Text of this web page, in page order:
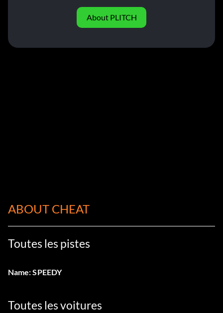
About PLITCH
ABOUT CHEAT
Toutes les pistes
Name: SPEEDY
Toutes les voitures